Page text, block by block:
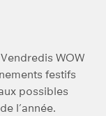
WOW
festifs
possibles
l’année.